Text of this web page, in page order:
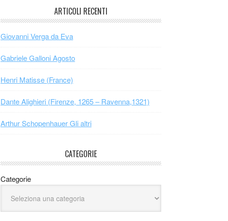
ARTICOLI RECENTI
Giovanni Verga da Eva
Gabriele Galloni Agosto
Henri Matisse (France)
Dante Alighieri (Firenze, 1265 – Ravenna,1321)
Arthur Schopenhauer Gli altri
CATEGORIE
Categorie